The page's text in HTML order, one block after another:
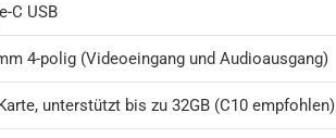
C USB
4-polig (Videoeingang und Audioausgang)
unterstützt bis zu 32GB (C10 empfohlen)